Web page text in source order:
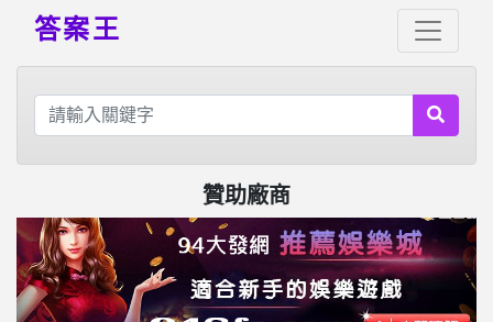
答案王
贊助廠商